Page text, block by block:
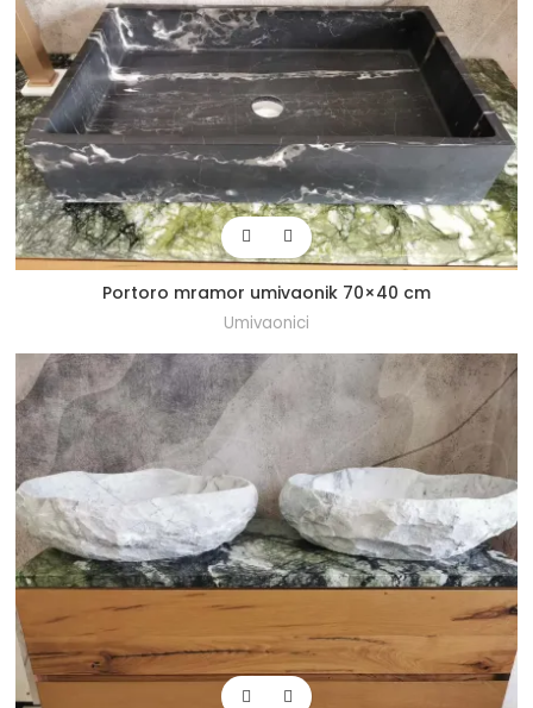
Portoro mramor umivaonik 70×40 cm
Umivaonici